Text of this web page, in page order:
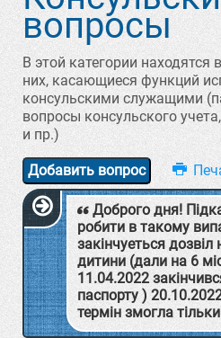
вопросы
В этой категории находятся
них, касающиеся функций
консульскими служащими
вопросы консульского
и пр.)
Добавить вопрос
Доброго дня!
робити в такому
закінчуеться
дитини (дали на 6
11.04.2022
паспорту )
термін змогла